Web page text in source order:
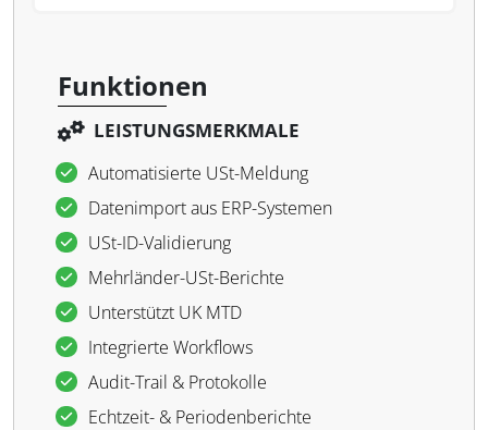
Funktionen
LEISTUNGSMERKMALE
Automatisierte USt-Meldung
Datenimport aus ERP-Systemen
USt-ID-Validierung
Mehrländer-USt-Berichte
Unterstützt UK MTD
Integrierte Workflows
Audit-Trail & Protokolle
Echtzeit- & Periodenberichte